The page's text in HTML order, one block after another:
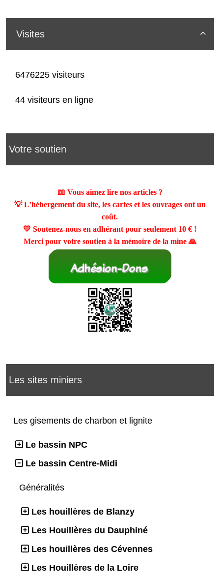

Visites
6476225 visiteurs
44 visiteurs en ligne
Votre soutien
📖 Vous aimez lire nos articles ?
💡 L’hébergement du site, les cartes et les ouvrages ont un
coût.
💛 Soutenez-nous en adhérant pour seulement 10 € !
Merci pour votre soutien à la mémoire de la mine 🙏
Les sites miniers
Les gisements de charbon et lignite
Le bassin NPC
Le bassin Centre-Midi
Généralités
Les houillères de Blanzy
Les Houillères du Dauphiné
Les houillères des Cévennes
Les Houillères de la Loire